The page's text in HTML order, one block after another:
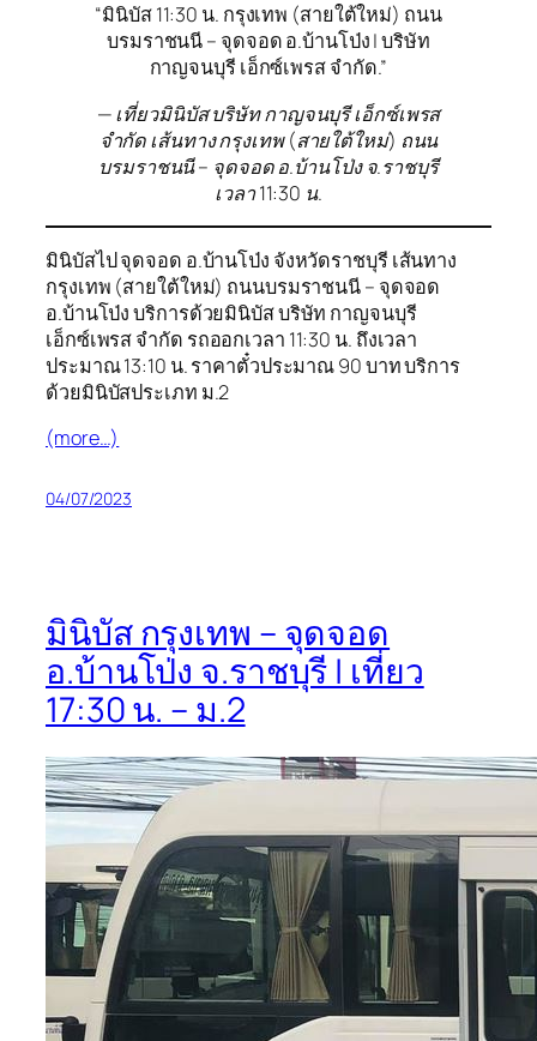
“มินิบัส 11:30 น. กรุงเทพ (สายใต้ใหม่) ถนน
บรมราชนนี – จุดจอด อ.บ้านโป่ง | บริษัท
กาญจนบุรี เอ็กซ์เพรส จำกัด.”
— เที่ยวมินิบัส บริษัท กาญจนบุรี เอ็กซ์เพรส
จำกัด เส้นทาง กรุงเทพ (สายใต้ใหม่) ถนน
บรมราชนนี – จุดจอด อ.บ้านโป่ง จ.ราชบุรี
เวลา 11:30 น.
มินิบัสไป จุดจอด อ.บ้านโป่ง จังหวัดราชบุรี เส้นทาง
กรุงเทพ (สายใต้ใหม่) ถนนบรมราชนนี – จุดจอด
อ.บ้านโป่ง บริการด้วยมินิบัส บริษัท กาญจนบุรี
เอ็กซ์เพรส จำกัด รถออกเวลา 11:30 น. ถึงเวลา
ประมาณ 13:10 น. ราคาตั๋วประมาณ 90 บาท บริการ
ด้วยมินิบัสประเภท ม.2
(more…)
04/07/2023
มินิบัส กรุงเทพ – จุดจอด
อ.บ้านโป่ง จ.ราชบุรี | เที่ยว
17:30 น. – ม.2